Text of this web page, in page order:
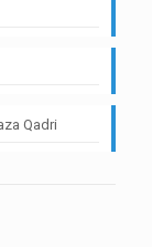
Qadri